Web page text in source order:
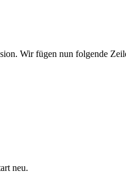
. Wir fügen nun folgende
neu.